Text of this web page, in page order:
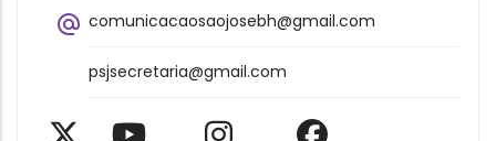
comunicacaosaojosebh@gmail.com
psjsecretaria@gmail.com